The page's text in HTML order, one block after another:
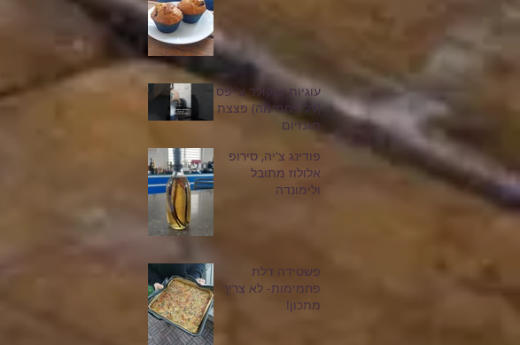
עוגיות שוקולד צ'יפס
(דל פחמימה) פצצת
מגנזיום
פודינג צ'יה, סירופ
אלולוז מתובל
ולימונדה
פשטידה דלת
פחמימות- לא צריך
מתכון!